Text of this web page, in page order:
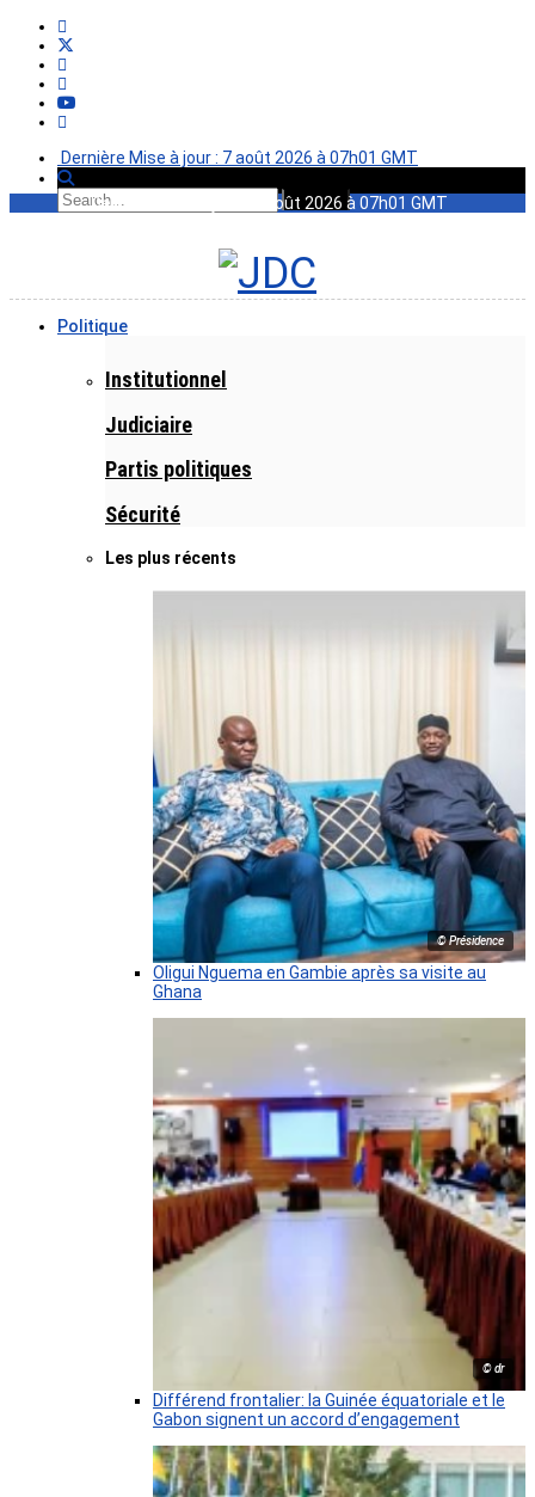
Dernière Mise à jour : 7 août 2026 à 07h01 GMT
Dernière Mise à jour : 7 août 2026 à 07h01 GMT
Politique
Institutionnel
Judiciaire
Partis politiques
Sécurité
Les plus récents
© Présidence
Oligui Nguema en Gambie après sa visite au
Ghana
© dr
Différend frontalier: la Guinée équatoriale et le
Gabon signent un accord d’engagement